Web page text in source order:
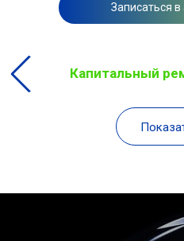
Записаться
Капитальный